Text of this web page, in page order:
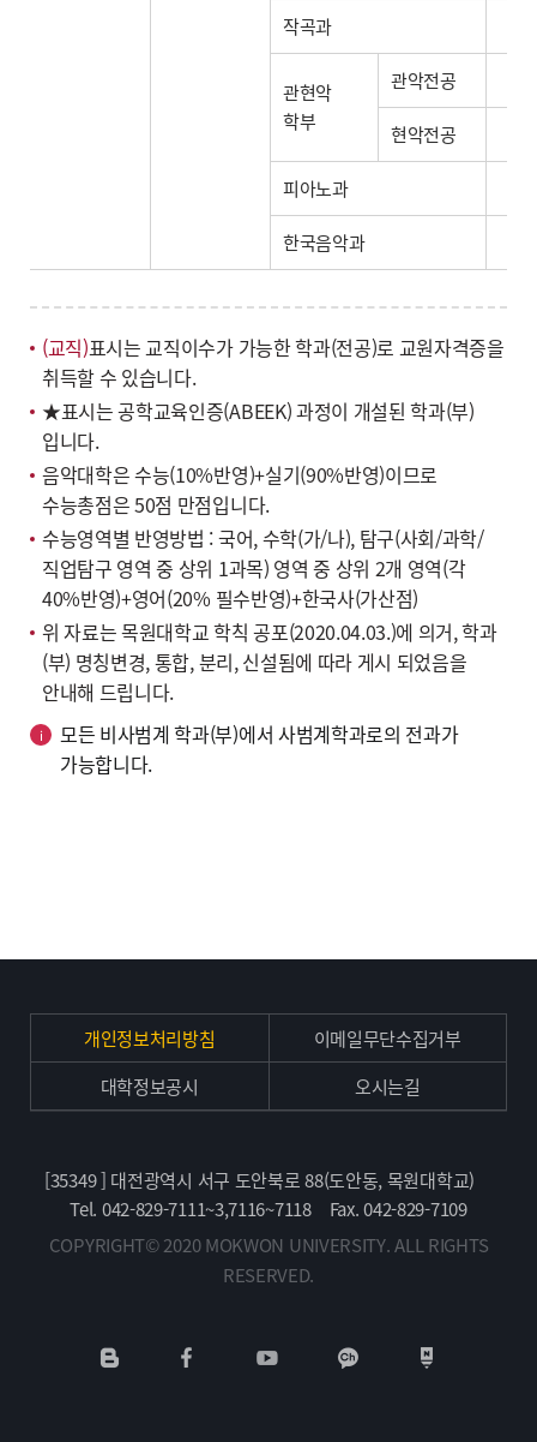
작곡과
관현악
학부
관악전공
현악전공
피아노과
한국음악과
(교직)표시는 교직이수가 가능한 학과(전공)로 교원자격증을
취득할 수 있습니다.
★표시는 공학교육인증(ABEEK) 과정이 개설된 학과(부)
입니다.
음악대학은 수능(10%반영)+실기(90%반영)이므로
수능총점은 50점 만점입니다.
수능영역별 반영방법 : 국어, 수학(가/나), 탐구(사회/과학/
직업탐구 영역 중 상위 1과목) 영역 중 상위 2개 영역(각
40%반영)+영어(20% 필수반영)+한국사(가산점)
위 자료는 목원대학교 학칙 공포(2020.04.03.)에 의거, 학과
(부) 명칭변경, 통합, 분리, 신설됨에 따라 게시 되었음을
안내해 드립니다.
모든 비사범계 학과(부)에서 사범계학과로의 전과가
가능합니다.
개인정보처리방침
이메일무단수집거부
대학정보공시
오시는길
[35349 ] 대전광역시 서구 도안북로 88(도안동, 목원대학교)
Tel. 042-829-7111~3,7116~7118
Fax. 042-829-7109
COPYRIGHT© 2020 MOKWON UNIVERSITY. ALL RIGHTS
RESERVED.